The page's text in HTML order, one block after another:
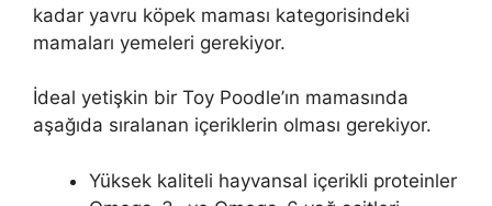
kadar yavru köpek maması kategorisindeki
mamaları yemeleri gerekiyor.
İdeal yetişkin bir Toy Poodle’ın mamasında
aşağıda sıralanan içeriklerin olması gerekiyor.
Yüksek kaliteli hayvansal içerikli proteinler